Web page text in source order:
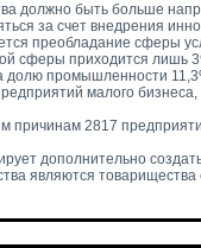
должно быть больше
за счет внедрения
преобладание сферы
сферы приходится лишь
промышленности
малого
причинам 2817
дополнительно
являются товарищества